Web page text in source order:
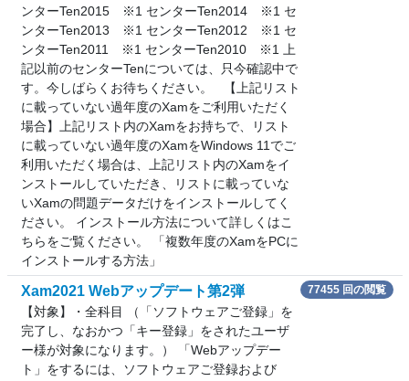
ンターTen2015 ※1 センターTen2014 ※1 セ
ンターTen2013 ※1 センターTen2012 ※1 セ
ンターTen2011 ※1 センターTen2010 ※1 上
記以前のセンターTenについては、只今確認中で
す。今しばらくお待ちください。 【上記リスト
に載っていない過年度のXamをご利用いただく
場合】上記リスト内のXamをお持ちで、リスト
に載っていない過年度のXamをWindows 11でご
利用いただく場合は、上記リスト内のXamをイ
ンストールしていただき、リストに載っていな
いXamの問題データだけをインストールしてく
ださい。 インストール方法について詳しくはこ
ちらをご覧ください。 「複数年度のXamをPCに
インストールする方法」
Xam2021 Webアップデート第2弾
【対象】・全科目 （「ソフトウェアご登録」を
完了し、なおかつ「キー登録」をされたユーザ
ー様が対象になります。） 「Webアップデー
ト」をするには、ソフトウェアご登録および
77455 回の閲覧